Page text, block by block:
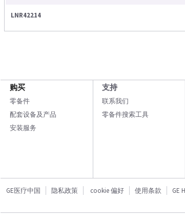
LNR42214
购买
零备件
配套设备及产品
安装服务
支持
联系我们
零备件搜索工具
GE医疗中国 隐私政策 cookie 偏好 使用条款 GE